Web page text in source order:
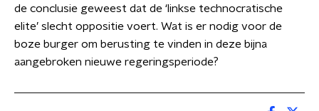
de conclusie geweest dat de ‘linkse technocratische
elite’ slecht oppositie voert. Wat is er nodig voor de
boze burger om berusting te vinden in deze bijna
aangebroken nieuwe regeringsperiode?